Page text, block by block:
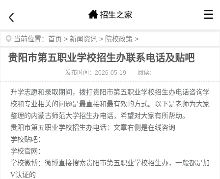
☰
当前位置： 首页 > 新闻资讯 > 院校政策 >
贵阳市第五职业学校招生办联系电话及贴吧
发布时间：2026-05-19 阅读：
升学志愿和录取期间，拨打贵阳市第五职业学校招生办电话咨询学
校和专业相关的问题是最直接和最有效的方式。以下是老师为大家
整理的内蒙古师范大学招生办电话，希望对大家有所帮助。
贵阳市第五职业学校招生办电话：文章右侧是在线咨询
学校贴吧：
学校官网：
学校微博：微博直接搜索贵阳市第五职业学校招生办，一般都是加
V认证的